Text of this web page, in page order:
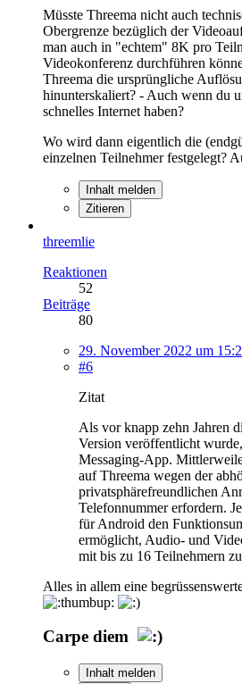
Müsste Threema nicht auch
Obergrenze bezüglich der
man auch in "echtem" 8K pro
Videokonferenz durchführen
Threema die ursprüngliche
hinunterskaliert? - Auch wenn du
schnelles Internet haben?
Wo wird dann eigentlich die
einzelnen Teilnehmer festgelegt?
Inhalt melden
Zitieren
threemlie
Reaktionen
52
Beiträge
80
29. November 2022 um
#6
Zitat
Als vor knapp zehn Jahren
Version veröffentlicht
Messaging-App.
auf Threema wegen der
privatsphärefreundlichen
Telefonnummer erfordern.
für Android den
ermöglicht, Audio- und
mit bis zu 16 Teilnehmern
Alles in allem eine
Carpe diem
Inhalt melden